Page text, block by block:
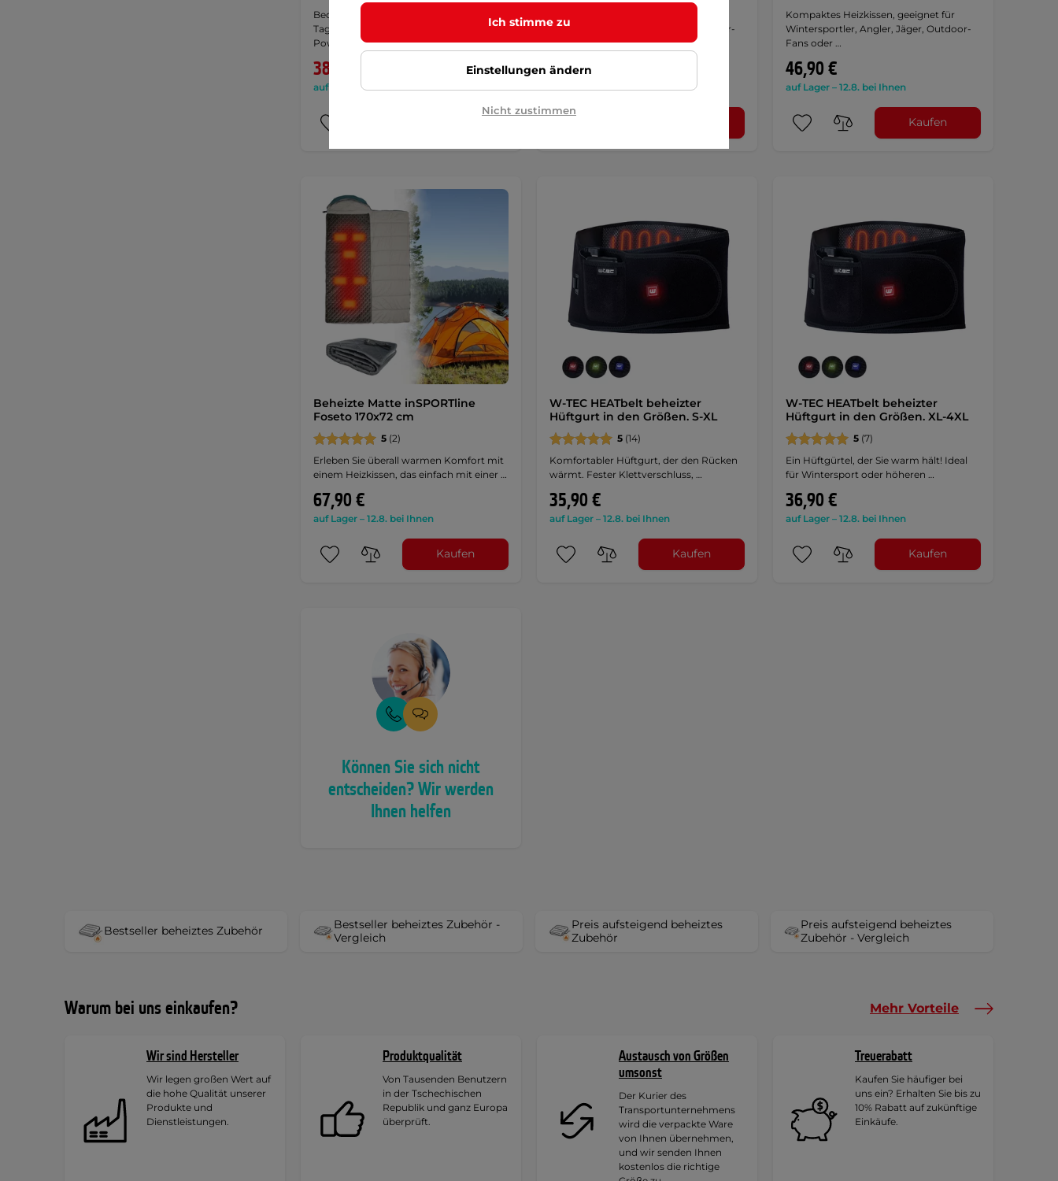
Bequemes Heizkissen, ideal für kalte
Tage. Stromversorgung durch eine
Powerbank …
38,90 €
auf Lager – 12.8. bei Ihnen
-32%
Wintersportler, Angler, Jäger, Outdoor-
Fans oder …
59,90 €
Kompaktes Heizkissen, geeignet für
Wintersportler, Angler, Jäger, Outdoor-
Fans oder …
46,90 €
auf Lager – 12.8. bei Ihnen
Kaufen
Beheizte Matte inSPORTline
Foseto 170x72 cm
5 (2)
Erleben Sie überall warmen Komfort mit
einem Heizkissen, das einfach mit einer …
67,90 €
auf Lager – 12.8. bei Ihnen
Kaufen
W-TEC HEATbelt beheizter
Hüftgurt in den Größen. S-XL
5(14)
Komfortabler Hüftgurt, der den Rücken
wärmt. Fester Klettverschluss, …
35,90 €
auf Lager – 12.8. bei Ihnen
Kaufen
W-TEC HEATbelt beheizter
Hüftgurt in den Größen. XL-4XL
5(7)
Ein Hüftgürtel, der Sie warm hält! Ideal
für Wintersport oder höheren …
36,90 €
auf Lager – 12.8. bei Ihnen
Kaufen
Können Sie sich nicht
entscheiden? Wir werden
Ihnen helfen
Bestseller beheiztes Zubehör
Bestseller beheiztes Zubehör -
Vergleich
Preis aufsteigend beheiztes
Zubehör
Preis aufsteigend beheiztes
Zubehör - Vergleich
Warum bei uns einkaufen? Mehr Vorteile
Wir sind Hersteller
Wir legen großen Wert auf
die hohe Qualität unserer
Produkte und
Dienstleistungen.
Produktqualität
Von Tausenden Benutzern
in der Tschechischen
Republik und ganz Europa
überprüft.
Austausch von Größen
umsonst
Der Kurier des
Transportunternehmens
wird die verpackte Ware
von Ihnen übernehmen,
und wir senden Ihnen
kostenlos die richtige
Treuerabatt
Kaufen Sie häufiger bei
uns ein? Erhalten Sie bis zu
10% Rabatt auf zukünftige
Einkäufe.
Ich stimme zu
Einstellungen ändern
Nicht zustimmen